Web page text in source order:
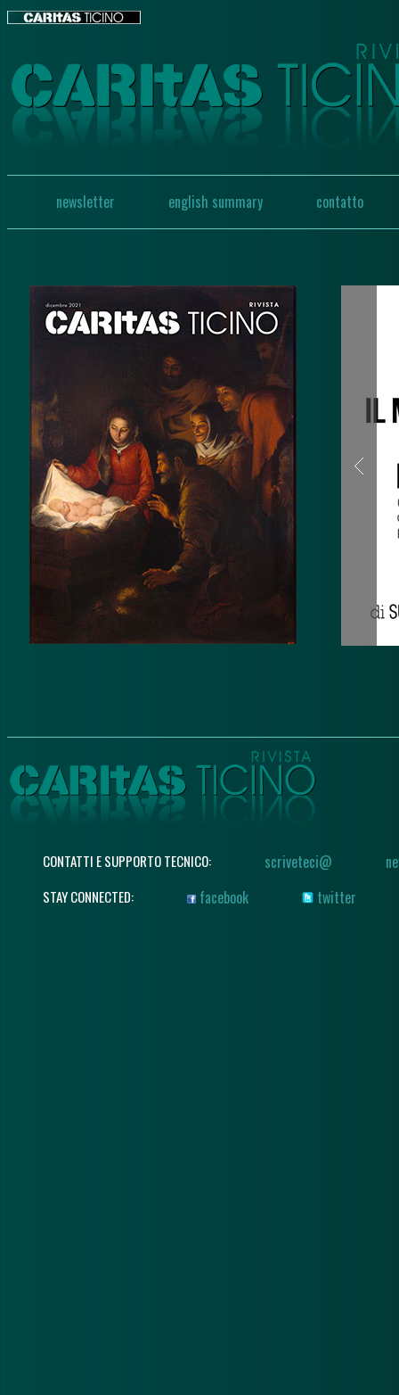
newsletter english summary contatto
CONTATTI E SUPPORTO TECNICO: scriveteci@
STAY CONNECTED: facebook twitter